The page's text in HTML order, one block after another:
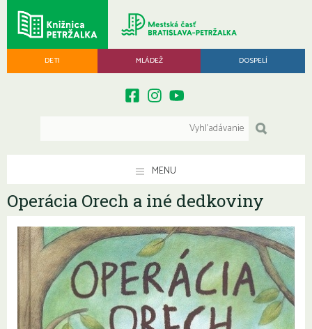
DETI MLÁDEŽ DOSPELÍ
MENU
Operácia Orech a iné dedkoviny